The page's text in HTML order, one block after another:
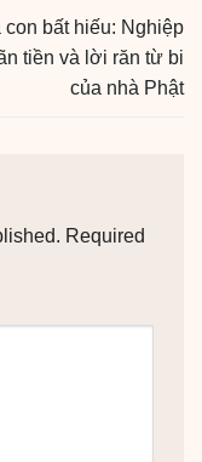
bất hiếu: Nghiệp
tiền và lời răn từ bi
của nhà Phật
Required